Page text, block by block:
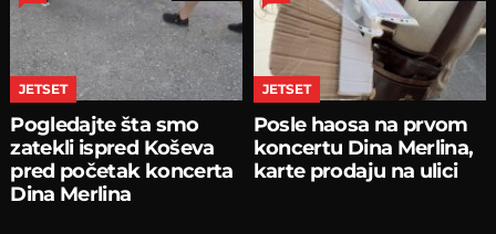
JETSET
Pogledajte šta smo
zatekli ispred Koševa
pred početak koncerta
Dina Merlina
JETSET
Posle haosa na prvom
koncertu Dina Merlina,
karte prodaju na ulici